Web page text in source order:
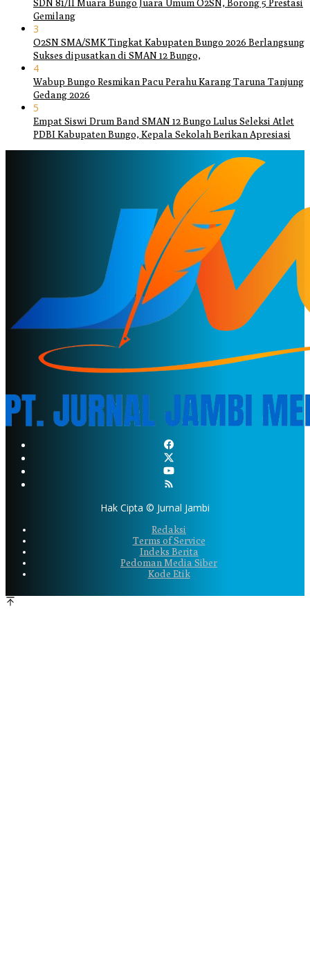
SDN 81/II Muara Bungo Juara Umum O2SN, Borong 5 Prestasi
Gemilang
3
O2SN SMA/SMK Tingkat Kabupaten Bungo 2026 Berlangsung
Sukses dipusatkan di SMAN 12 Bungo,
4
Wabup Bungo Resmikan Pacu Perahu Karang Taruna Tanjung
Gedang 2026
5
Empat Siswi Drum Band SMAN 12 Bungo Lulus Seleksi Atlet
PDBI Kabupaten Bungo, Kepala Sekolah Berikan Apresiasi
Hak Cipta © Jurnal Jambi
Redaksi
Terms of Service
Indeks Berita
Pedoman Media Siber
Kode Etik